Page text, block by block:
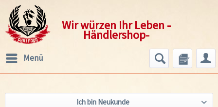
Wir würzen Ihr Leben -
Händlershop-
Menü
Ich bin Neukunde